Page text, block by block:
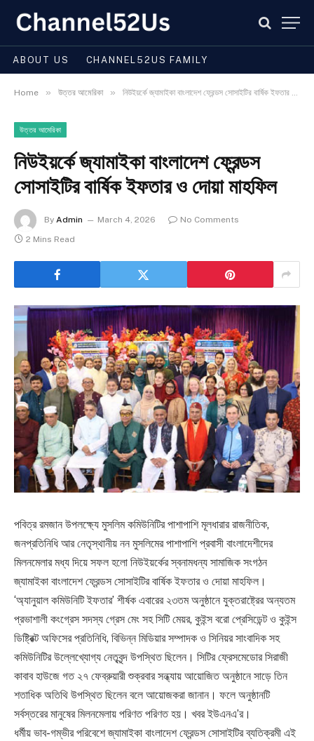
ABOUT US CHANNEL52US FAMILY
Home » উত্তর আমেরিকা » নিউইয়র্কে জ্যামাইকা বাংলাদেশ ফ্রেন্ডস সোসাইটির বার্ষিক ইফতার ও দোয়া মাহফিল
উত্তর আমেরিকা
নিউইয়র্কে জ্যামাইকা বাংলাদেশ ফ্রেন্ডস
সোসাইটির বার্ষিক ইফতার ও দোয়া মাহফিল
By Admin March 4, 2026
No Comments
2 Mins Read
পবিত্র রমজান উপলক্ষ্যে মুসলিম কমিউনিটির পাশাপাশি মূলধারার রাজনীতিক,
জনপ্রতিনিধি আর নেতৃস্থানীয় নন মুসলিমের পাশাপাশি প্রবাসী বাংলাদেশীদের
মিলনমেলার মধ্য দিয়ে সফল হলো নিউইয়র্কের স্বনামধন্য সামাজিক সংগঠন
জ্যামাইকা বাংলাদেশ ফ্রেন্ডস সোসাইটির বার্ষিক ইফতার ও দোয়া মাহফিল।
‘অ্যানুয়াল কমিউনিটি ইফতার’ শীর্ষক এবারের ২৩তম অনুষ্ঠানে যুক্তরাষ্ট্রের অন্যতম
প্রভাশালী কংগ্রেস সদস্য গ্রেস মেং সহ সিটি মেয়র, কুইন্স বরো প্রেসিডেন্ট ও কুইন্স
ডিষ্ট্রিক্ট অফিসের প্রতিনিধি, বিভিন্ন মিডিয়ার সম্পাদক ও সিনিয়র সাংবাদিক সহ
কমিউনিটির উল্লেখ্যোগ্য নেতৃবৃন্দ উপস্থিত ছিলেন। সিটির ফ্রেসমেডোর সিরাজী
কাবাব হাউজে গত ২৭ ফেব্রুয়ারী শুক্রবার সন্ধ্যায় আয়োজিত অনুষ্ঠানে সাড়ে তিন
শতাধিক অতিথি উপস্থিত ছিলেন বলে আয়োজকরা জানান। ফলে অনুষ্ঠানটি
সর্বস্তরের মানুষের মিলনমেলায় পরিণত পরিণত হয়। খবর ইউএনএ’র।
ধর্মীয় ভাব-গম্ভীর পরিবেশে জ্যামাইকা বাংলাদেশ ফ্রেন্ডস সোসাইটির ব্যতিক্রমী এই